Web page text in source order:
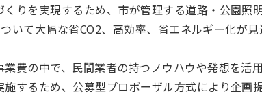
くりを実現するため、市が管理する道路・公園照
いて大幅な省CO2、高効率、省エネルギー化が
業費の中で、民間業者の持つノウハウや発想を活
施するため、公募型プロポーザル方式により企画